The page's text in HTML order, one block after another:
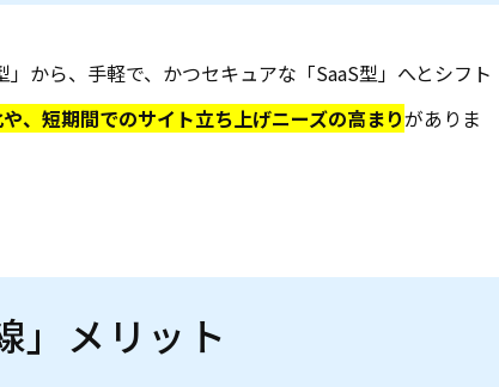
から、手軽で、かつセキュアな「SaaS型」へとシフト
、短期間でのサイト立ち上げニーズの高まりがありま
」メリット